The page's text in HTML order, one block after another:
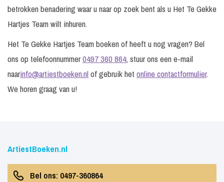
betrokken benadering waar u naar op zoek bent als u Het Te Gekke
Hartjes Team wilt inhuren.
Het Te Gekke Hartjes Team boeken of heeft u nog vragen? Bel
ons op telefoonnummer0497 360 864, stuur ons een e-mail
naarinfo@artiestboeken.nlof gebruik het online contactformulier.
We horen graag van u!
ArtiestBoeken.nl
Bel ons: 0497-360864